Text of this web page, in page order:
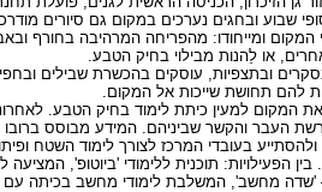
שבוע ובחגים נערכים במקום גם סיורים
ומייחודו: מהפריחה המרהיבה בחורף
או לֵהנות מבילוי בחיק הטבע.
ובתצפיות, עוסקים בהכשרת שבילים
להם תחושת שייכות אל המקום.
המקום למעין כיתת לימוד בחיק הטבע.
העבר והקשר שביניהם. המידע מבוסס
בעובדי המרכז לצורך לימוד השטח
הפעילויות: תוכנית ללימודי 'ביוטופ', המציעה
– 'שדה מחשב', המשלבת לימודי מחשב בכיתה עם